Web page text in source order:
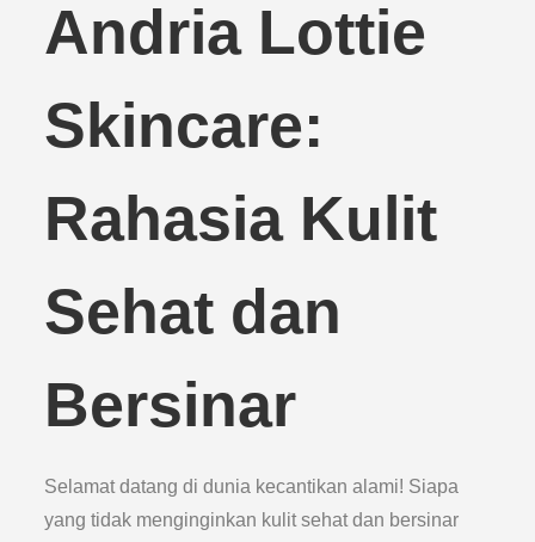
Andria Lottie
Skincare:
Rahasia Kulit
Sehat dan
Bersinar
Selamat datang di dunia kecantikan alami! Siapa
yang tidak menginginkan kulit sehat dan bersinar